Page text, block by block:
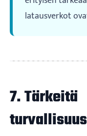
latausverkot
7. Tärkeitä